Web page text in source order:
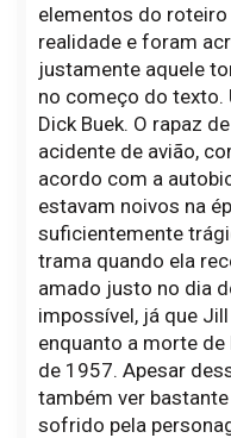
elementos do
realidade e foram
justamente aquele
no começo do texto.
Dick Buek. O rapaz
acidente de avião,
acordo com a
estavam noivos na
suficientemente
trama quando ela
amado justo no dia
impossível, já que
enquanto a morte
de 1957. Apesar
também ver
sofrido pela